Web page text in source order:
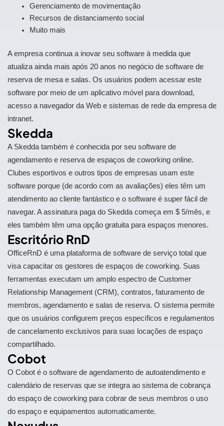
Gerenciamento de movimentação
Recursos de distanciamento social
Muito mais
A empresa continua a inovar seu software à medida que
atualiza ainda mais após 20 anos no negócio de software de
reserva de mesa e salas. Os usuários podem acessar este
software por meio de um aplicativo móvel para download,
acesso a navegador da Web e sistemas de rede da empresa de
intranet.
Skedda
A Skedda também é conhecida por seu software de
agendamento e reserva de espaços de coworking online.
Clubes esportivos e outros tipos de empresas usam este
software porque (de acordo com as avaliações) eles têm um
atendimento ao cliente fantástico e o software é super fácil de
navegar. A assinatura paga do Skedda começa em $ 5/mês, e
eles também têm uma opção gratuita para espaços menores.
Escritório RnD
OfficeRnD é uma plataforma de software de serviço total que
visa capacitar os gestores de espaços de coworking. Suas
ferramentas executam um amplo espectro de Customer
Relationship Management (CRM), contratos, faturamento de
membros, agendamento e salas de reserva. O sistema permite
que os usuários configurem preços específicos e regulamentos
de cancelamento exclusivos para suas locações de espaço
compartilhado.
Cobot
O Cobot é o software de agendamento de autoatendimento e
calendário de reservas que se integra ao sistema de cobrança
do espaço de coworking para cobrar de seus membros o uso
do espaço e equipamentos automaticamente.